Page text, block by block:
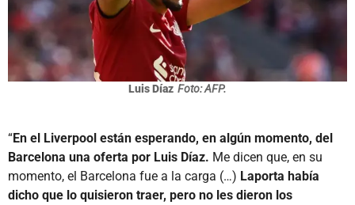
Luis Díaz Foto: AFP.
“En el Liverpool están esperando, en algún momento, del
Barcelona una oferta por Luis Díaz. Me dicen que, en su
momento, el Barcelona fue a la carga (…) Laporta había
dicho que lo quisieron traer, pero no les dieron los